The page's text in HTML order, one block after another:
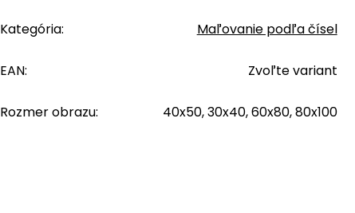
Kategória: Maľovanie podľa čísel
EAN: Zvoľte variant
Rozmer obrazu: 40x50, 30x40, 60x80, 80x100